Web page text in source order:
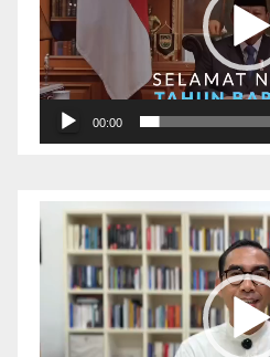
00:00
Pemutar
Video